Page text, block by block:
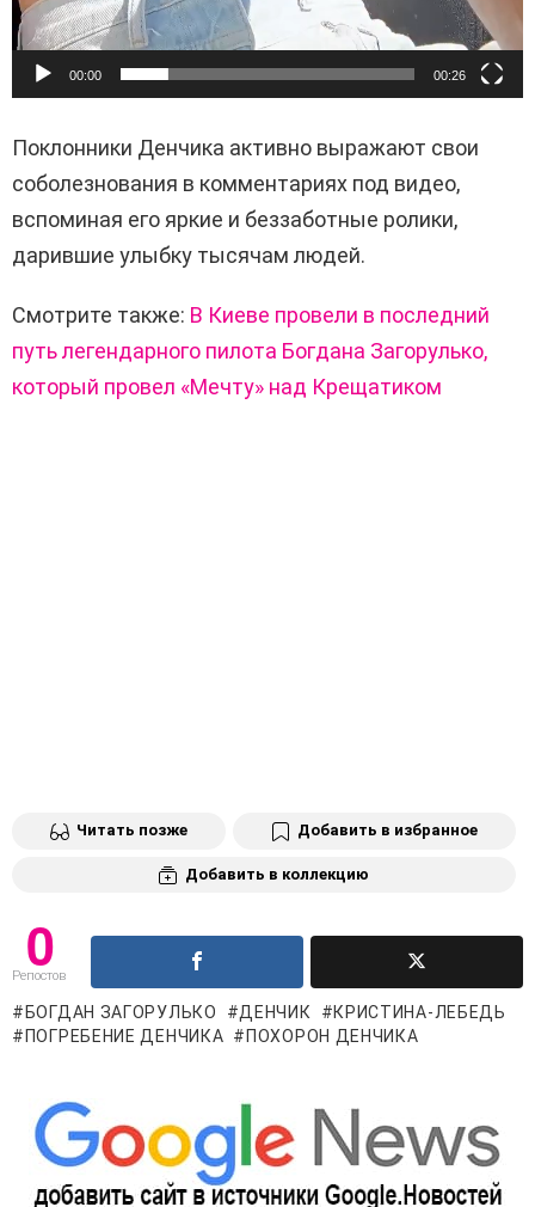
00:00 00:26
Поклонники Денчика активно выражают свои
соболезнования в комментариях под видео,
вспоминая его яркие и беззаботные ролики,
дарившие улыбку тысячам людей.
Смотрите также: В Киеве провели в последний
путь легендарного пилота Богдана Загорулько,
который провел «Мечту» над Крещатиком
Читать позже Добавить в избранное
Добавить в коллекцию
0
Репостов
БОГДАН ЗАГОРУЛЬКО ДЕНЧИК
КРИСТИНА-ЛЕБЕДЬ
ПОГРЕБЕНИЕ ДЕНЧИКА
ПОХОРОН ДЕНЧИКА